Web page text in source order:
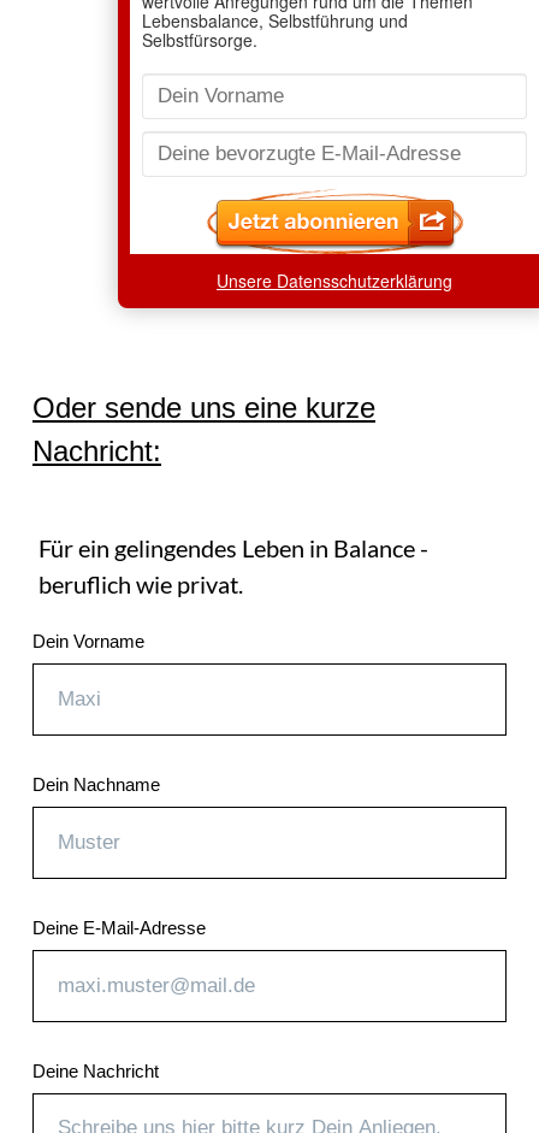
Oder sende uns eine kurze
Nachricht:
Für ein gelingendes Leben in Balance -
beruflich wie privat.
Dein Vorname
Dein Nachname
Deine E-Mail-Adresse
Deine Nachricht
Unsere Datensschutzerklärung